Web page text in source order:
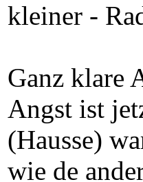
kleiner -
Ganz klare
Angst ist
(Hausse)
wie de